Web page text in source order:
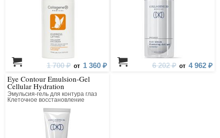
1 700 ₽ от 1 360 ₽ 6 202 ₽ от 4 962 ₽
Eye Contour Emulsion-Gel
Cellular Hydration
Эмульсия-гель для контура глаз
Клеточное восстановление